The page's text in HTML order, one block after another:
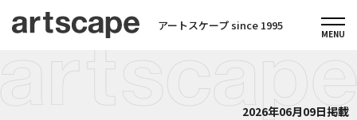
アートスケープ since 1995
2026年06月09日掲載